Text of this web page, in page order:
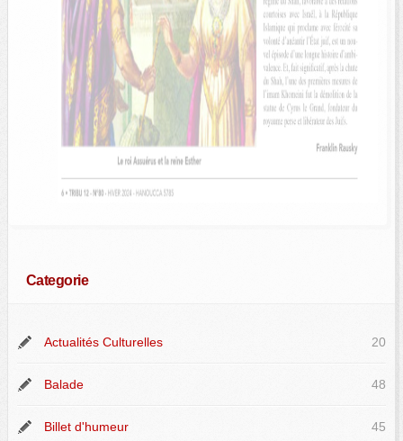
Categorie
Actualités Culturelles 20
Balade 48
Billet d'humeur 45